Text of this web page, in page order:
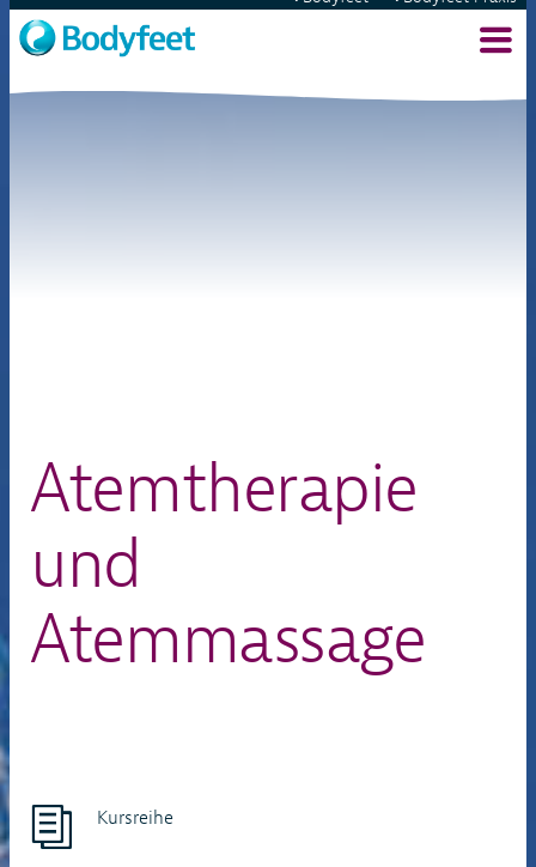
Atemtherapie
und
Atemmassage
Kursreihe